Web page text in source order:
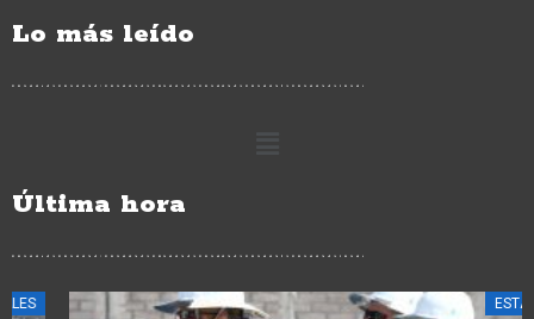
Lo más leído
Última hora
ESTATALES